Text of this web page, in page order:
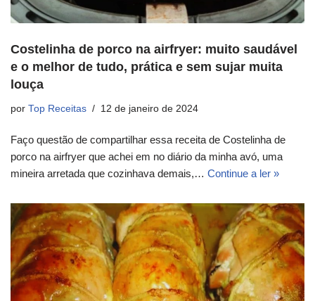
Costelinha de porco na airfryer: muito saudável
e o melhor de tudo, prática e sem sujar muita
louça
por Top Receitas 12 de janeiro de 2024
Faço questão de compartilhar essa receita de Costelinha de
porco na airfryer que achei em no diário da minha avó, uma
mineira arretada que cozinhava demais,… Continue a ler »